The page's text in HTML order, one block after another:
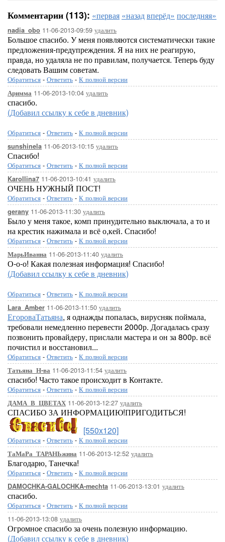
Комментарии (113): «первая «назадвперёд» последняя»
nadia_obo 11-06-2013-09:59 удалить
Большое спасибо. У меня появляются систематически такие
предложения-предупреждения. Я на них не реагирую,
правда, но удаляла не по правилам, получается. Теперь буду
следовать Вашим советам.
Обратиться - Ответить - К полной версии
Аримма 11-06-2013-10:04 удалить
спасибо.
(Добавил ссылку к себе в дневник)
Обратиться - Ответить - К полной версии
sunshinela 11-06-2013-10:15 удалить
Спасибо!
Обратиться - Ответить - К полной версии
Karollina7 11-06-2013-10:41 удалить
ОЧЕНЬ НУЖНЫЙ ПОСТ!
Обратиться - Ответить - К полной версии
gerany 11-06-2013-11:30 удалить
Было у меня такое, комп принудительно выключала, а то и
на крестик нажимала и всё о,кей. Спасибо!
Обратиться - Ответить - К полной версии
МарьИванна 11-06-2013-11:40 удалить
О-о-о! Какая полезная информация! Спасибо!
(Добавил ссылку к себе в дневник)
Обратиться - Ответить - К полной версии
Lara_Amber 11-06-2013-11:50 удалить
ЕгороваТатьяна, я однажды попалась, вирусняк поймала,
требовали немедленно перевести 2000р. Догадалась сразу
позвонить провайдеру, прислали мастера и он за 800р. всё
почистил и восстановил...
Обратиться - Ответить - К полной версии
Татьяна_Н-ва 11-06-2013-11:54 удалить
спасибо! Часто такое происходит в Контакте.
Обратиться - Ответить - К полной версии
ДАМА_В_ЦВЕТАХ 11-06-2013-12:27 удалить
СПАСИБО ЗА ИНФОРМАЦИЮ!ПРИГОДИТЬСЯ!
[550x120]
Обратиться - Ответить - К полной версии
ТаМаРа_ТАРАНЬжина 11-06-2013-12:52 удалить
Благодарю, Танечка!
Обратиться - Ответить - К полной версии
DAMOCHKA-GALOCHKA-mechta 11-06-2013-13:01 удалить
спасибо.
Обратиться - Ответить - К полной версии
11-06-2013-13:08 удалить
Огромное спасибо за очень полезную информацию.
(Добавил ссылку к себе в дневник)